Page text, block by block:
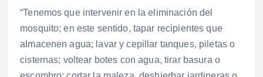
“Tenemos que intervenir en la eliminación del
mosquito; en este sentido, tapar recipientes que
almacenen agua; lavar y cepillar tanques, piletas o
cisternas; voltear botes con agua, tirar basura o